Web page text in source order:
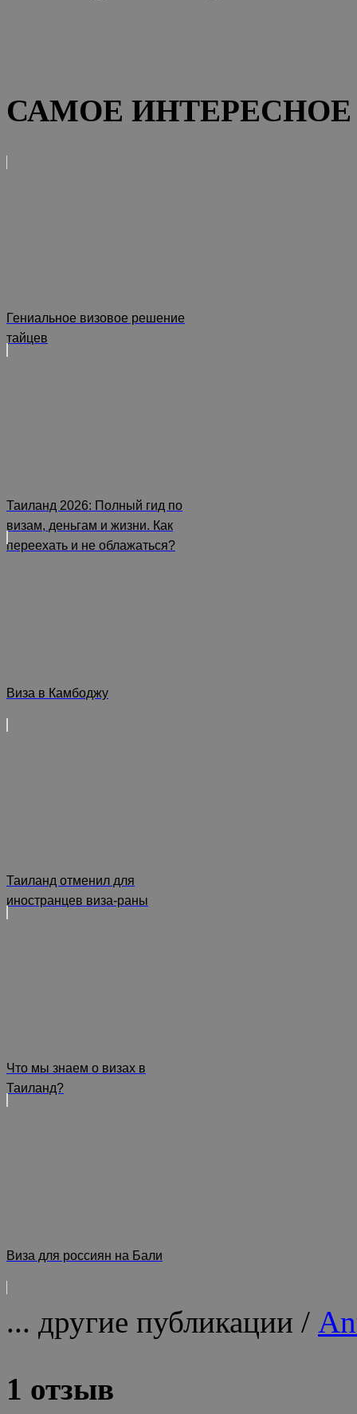
САМОЕ ИНТЕРЕСНОЕ
Гениальное визовое решение
тайцев
Таиланд 2026: Полный гид по
визам, деньгам и жизни. Как
переехать и не облажаться?
Виза в Камбоджу
Таиланд отменил для
иностранцев виза-раны
Что мы знаем о визах в
Таиланд?
Виза для россиян на Бали
... другие публикации /
1 отзыв